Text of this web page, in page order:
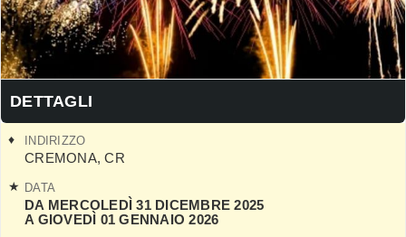
DETTAGLI
INDIRIZZO
CREMONA,CR
DATA
DA MERCOLEDÌ 31 DICEMBRE 2025
A GIOVEDÌ 01 GENNAIO 2026